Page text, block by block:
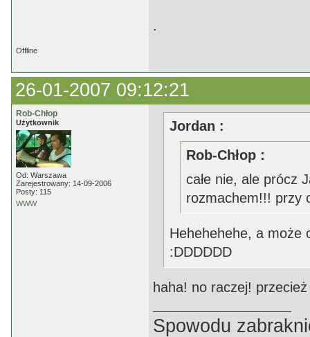
.
Offline
26-01-2007 09:12:21
Rob-Chłop
Użytkownik
Od: Warszawa
Zarejestrowany: 14-09-2006
Posty: 115
WWW
Jordan :
Rob-Chłop :
całe nie, ale prócz
rozmachem!!! przy
Hehehehehe, a może
:DDDDDD
haha! no raczej!
Spowodu